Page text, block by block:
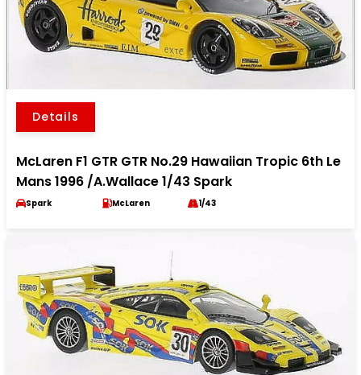
Details
McLaren F1 GTR GTR No.29 Hawaiian Tropic 6th Le
Mans 1996 /A.Wallace 1/43 Spark
Spark McLaren 1/43